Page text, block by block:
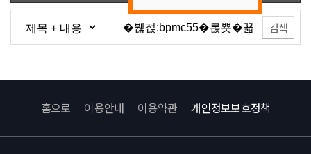
검색
홈으로 이용안내 이용약관 개인정보보호정책